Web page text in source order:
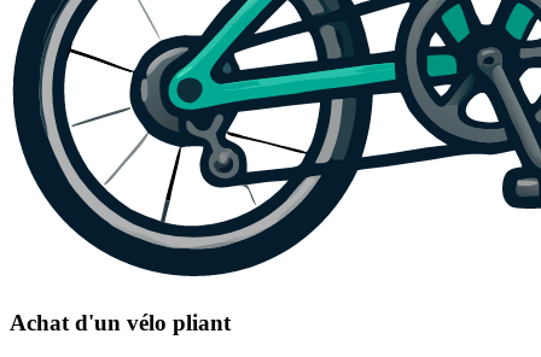
Achat d'un vélo pliant